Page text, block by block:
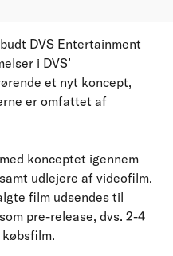
DVS Entertainment
i DVS’
et nyt koncept,
er omfattet af
konceptet igennem
udlejere af videofilm.
film udsendes til
pre-release, dvs. 2-4